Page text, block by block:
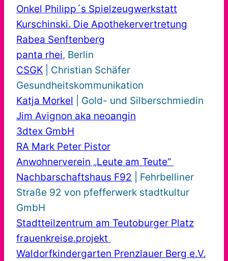
Onkel Philipp´s Spielzeugwerkstatt
Kurschinski. Die Apothekervertretung
Rabea Senftenberg
panta rhei, Berlin
CSGK | Christian Schäfer
Gesundheitskommunikation
Katja Morkel | Gold- und Silberschmiedin
Jim Avignon aka neoangin
3dtex GmbH
RA Mark Peter Pistor
Anwohnerverein „Leute am Teute“
Nachbarschaftshaus F92 | Fehrbelliner
Straße 92 von pfefferwerk stadtkultur
GmbH
Stadtteilzentrum am Teutoburger Platz
frauenkreise.projekt
Waldorfkindergarten Prenzlauer Berg e.V.